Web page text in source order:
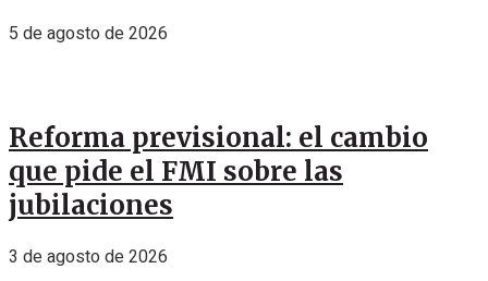
5 de agosto de 2026
Reforma previsional: el cambio
que pide el FMI sobre las
jubilaciones
3 de agosto de 2026